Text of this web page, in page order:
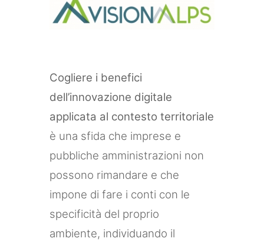
Cogliere i benefici
dell’innovazione digitale
applicata al contesto territoriale
è una sfida che imprese e
pubbliche amministrazioni non
possono rimandare e che
impone di fare i conti con le
specificità del proprio
ambiente, individuando il